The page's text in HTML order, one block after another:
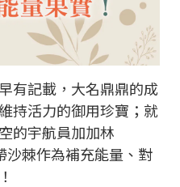
有記載，大名鼎鼎的成
持活力的御用珍寶；就
的宇航員加加林
沙棘作為補充能量、對